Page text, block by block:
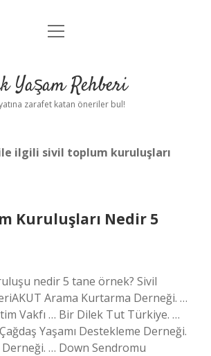
Anasayfa
Yasal Uyarı
menüyü
Yaşam Rehberi
zarafet katan öneriler bul!
ilgili sivil toplum kuruluşları
Kuruluşları Nedir 5
nedir 5 tane örnek? Sivil
Arama Kurtarma Derneği. …
Vakfı … Bir Dilek Tut Türkiye. …
Yaşamı Destekleme Derneği.
… Down Sendromu